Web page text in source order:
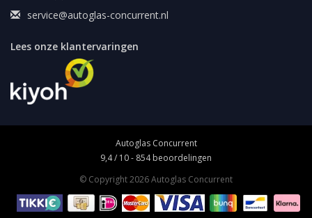
service@autoglas-concurrent.nl
Lees onze klantervaringen
Autoglas Concurrent
9,4/ 10- 854beoordelingen
© Copyright 2026 Autoglas Concurrent